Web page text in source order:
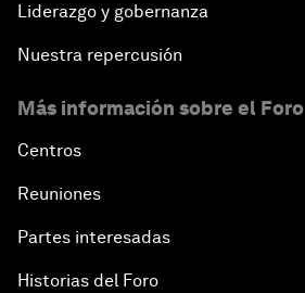
Liderazgo y gobernanza
Nuestra repercusión
Más información sobre el Foro
Centros
Reuniones
Partes interesadas
Historias del Foro